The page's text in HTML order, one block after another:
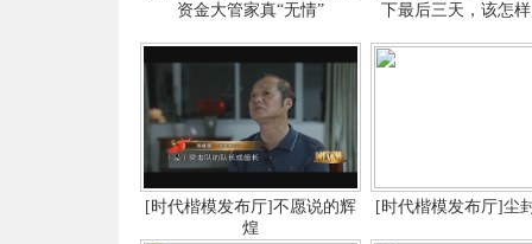
资金大管家真“无情”
下最后三天，该怎
[时代楷模发布厅]不愿说的辉
煌
[时代楷模发布厅]尘